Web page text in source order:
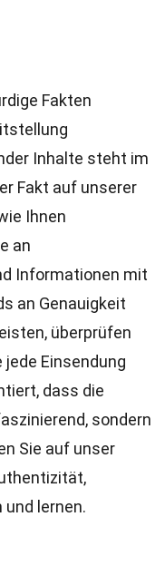
Fakten
Inhalte steht im
Fakt auf unserer
Ihnen
an
Informationen mit
an Genauigkeit
überprüfen
jede Einsendung
dass die
sondern
Sie auf unser
lernen.